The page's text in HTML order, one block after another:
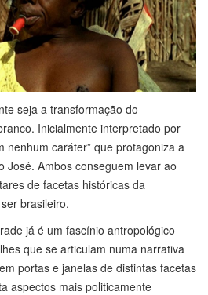
seja a transformação do
Inicialmente interpretado por
nenhum caráter” que protagoniza a
José. Ambos conseguem levar ao
de facetas históricas da
brasileiro.
já é um fascínio antropológico
que se articulam numa narrativa
portas e janelas de distintas facetas
aspectos mais politicamente